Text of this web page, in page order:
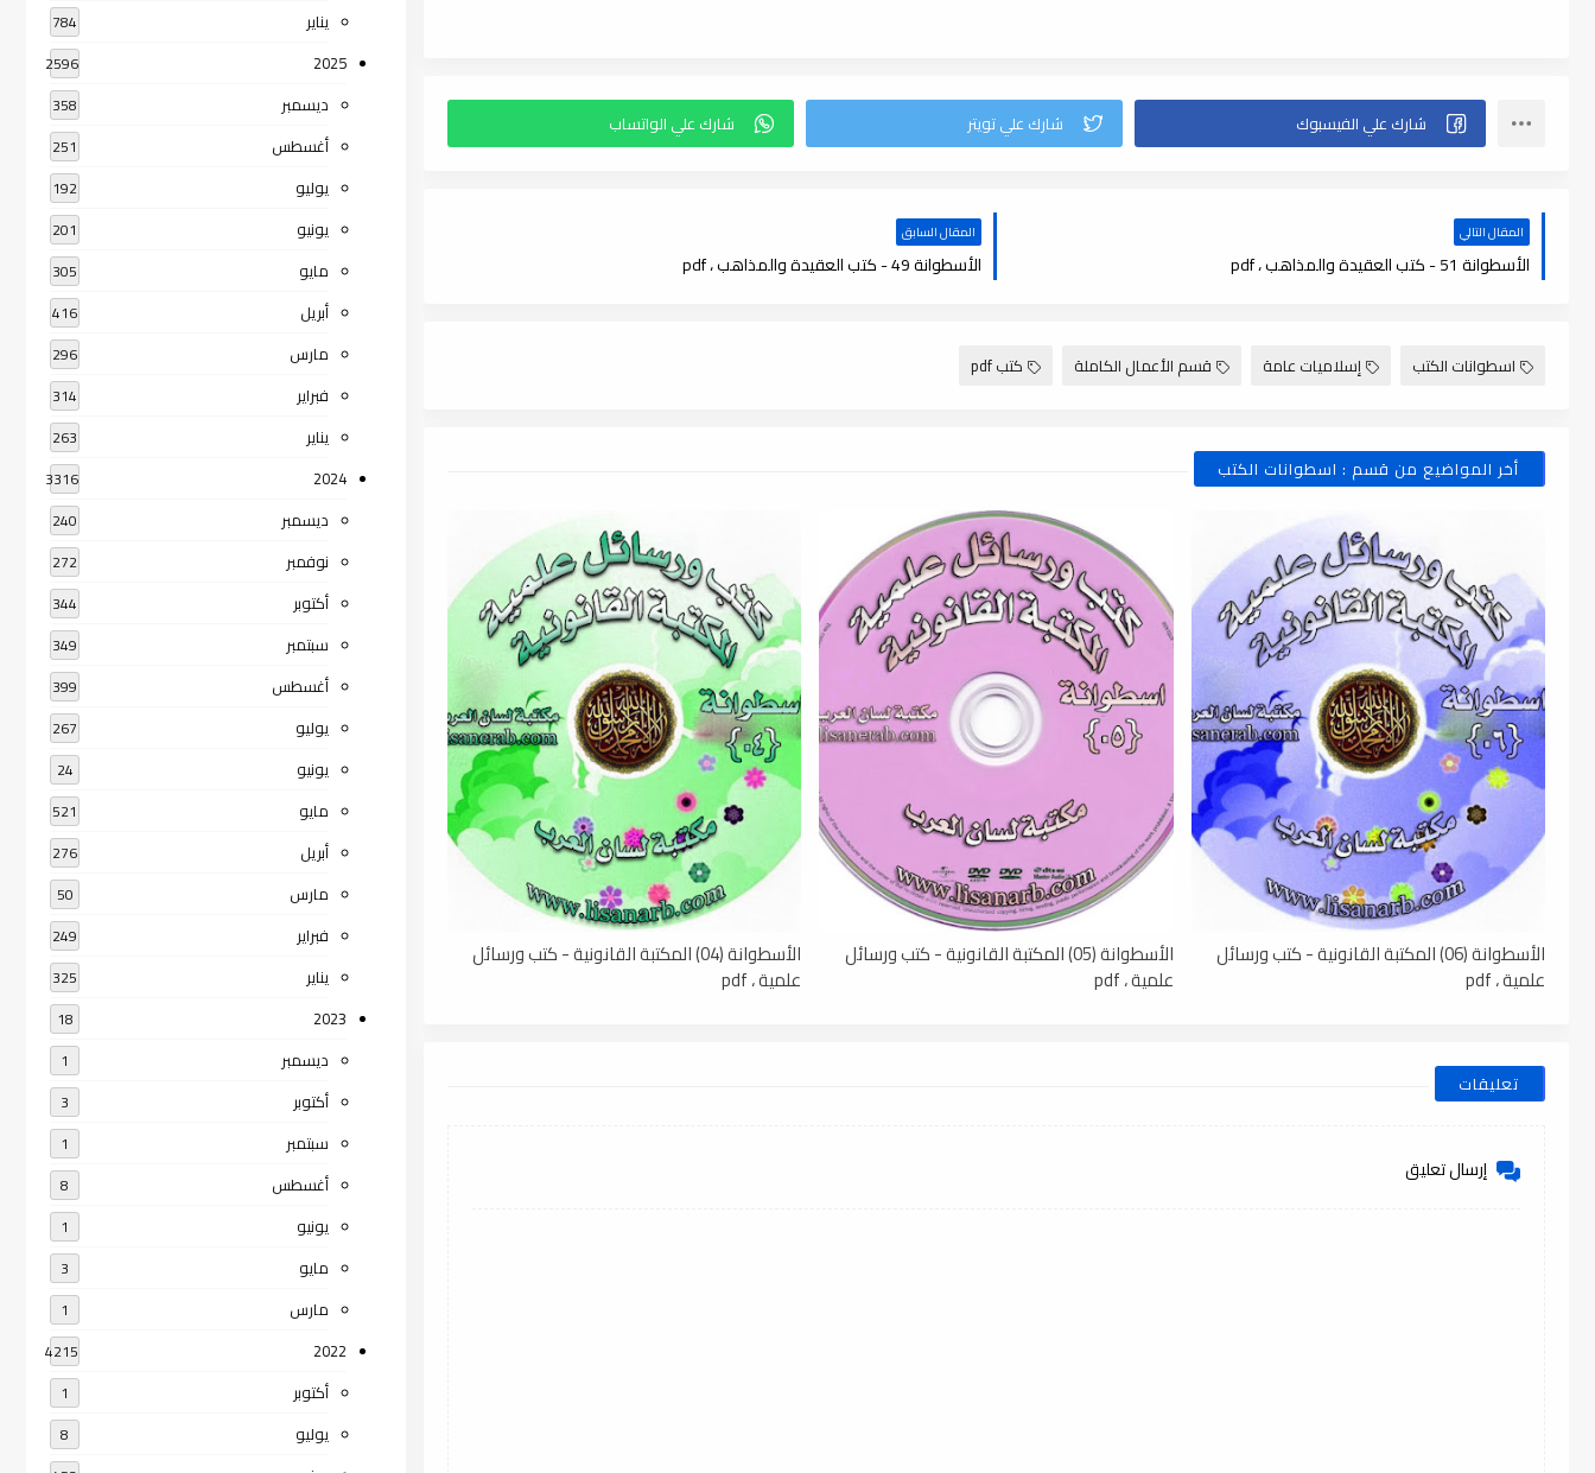
المقال التالي
الأسطوانة 51 - كتب العقيدة والمذاهب ، pdf
المقال السابق
الأسطوانة 49 - كتب العقيدة والمذاهب ، pdf
اسطوانات الكتب إسلاميات عامة قسم الأعمال الكاملة كتب pdf
أخر المواضيع من قسم : اسطوانات الكتب
الأسطوانة (06) المكتبة القانونية - كتب ورسائل
علمية ، pdf
الأسطوانة (05) المكتبة القانونية - كتب ورسائل
علمية ، pdf
الأسطوانة (04) المكتبة القانونية - كتب ورسائل
علمية ، pdf
تعليقات
إرسال تعليق
يناير 784
2025
2596
ديسمبر 358
أغسطس 251
يوليو 192
يونيو 201
مايو 305
أبريل 416
مارس 296
فبراير 314
يناير 263
2024
3316
ديسمبر 240
نوفمبر 272
أكتوبر 344
سبتمبر 349
أغسطس 399
يوليو 267
يونيو 24
مايو 521
أبريل 276
مارس 50
فبراير 249
يناير 325
2023
18
ديسمبر 1
أكتوبر 3
سبتمبر 1
أغسطس 8
يونيو 1
مايو 3
مارس 1
2022
4215
أكتوبر 1
يوليو 8